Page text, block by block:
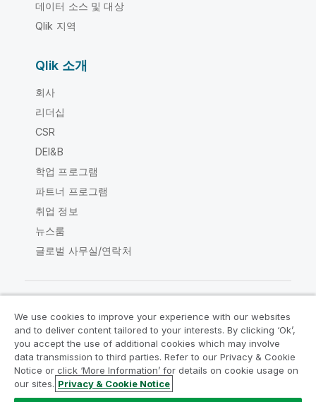
데이터 소스 및 대상
Qlik 지역
Qlik 소개
회사
리더십
CSR
DEI&B
학업 프로그램
파트너 프로그램
취업 정보
뉴스룸
글로벌 사무실/연락처
Qlik Community
법적 계약 제품 약관
Legal Policies
Legal Policies
사용 약관
Do Not Share My Info
We use cookies to improve your experience with our websites
and to deliver content tailored to your interests. By clicking ‘Ok’,
you accept the use of additional cookies which may involve
data transmission to third parties. Refer to our Privacy & Cookie
Notice or click ‘More Information’ for details on cookie usage on
our sites. Privacy & Cookie Notice